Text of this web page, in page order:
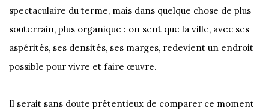
spectaculaire du terme, mais dans quelque chose de plus
souterrain, plus organique : on sent que la ville, avec ses
aspérités, ses densités, ses marges, redevient un endroit
possible pour vivre et faire œuvre.
Il serait sans doute prétentieux de comparer ce moment